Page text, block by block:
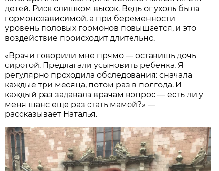
детей. Риск слишком высок. Ведь опухоль была
гормонозависимой, а при беременности
уровень половых гормонов повышается, и это
воздействие происходит длительно.
«Врачи говорили мне прямо — оставишь дочь
сиротой. Предлагали усыновить ребенка. Я
регулярно проходила обследования: сначала
каждые три месяца, потом раз в полгода. И
каждый раз задавала врачам вопрос — есть ли у
меня шанс еще раз стать мамой?» —
рассказывает Наталья.